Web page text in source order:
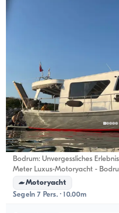
Bodrum, Muğla
Bodrum: Unvergessliches
Meter Luxus-Motoryacht -
Besondere Feiern
Motoryacht
Segeln 7 Pers. · 10.00m